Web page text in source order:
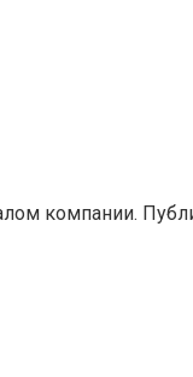
компании.